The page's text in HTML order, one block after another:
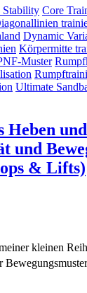
Stability Core
Dynamic
Körpermitte
Muster
Ultimate
Heben
und
& Lifts)
kleinen